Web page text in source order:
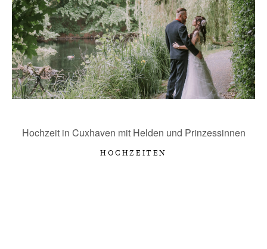
KONTAKT
Hochzeit in Cuxhaven mit Helden und Prinzessinnen
HOCHZEITEN